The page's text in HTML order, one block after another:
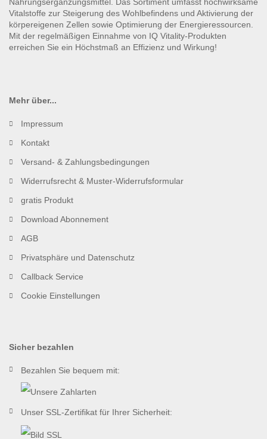
Mehr über...
Impressum
Kontakt
Versand- & Zahlungsbedingungen
Widerrufsrecht & Muster-Widerrufsformular
gratis Produkt
Download Abonnement
AGB
Privatsphäre und Datenschutz
Callback Service
Cookie Einstellungen
Sicher bezahlen
Bezahlen Sie bequem mit:
Unser SSL-Zertifikat für Ihrer Sicherheit: